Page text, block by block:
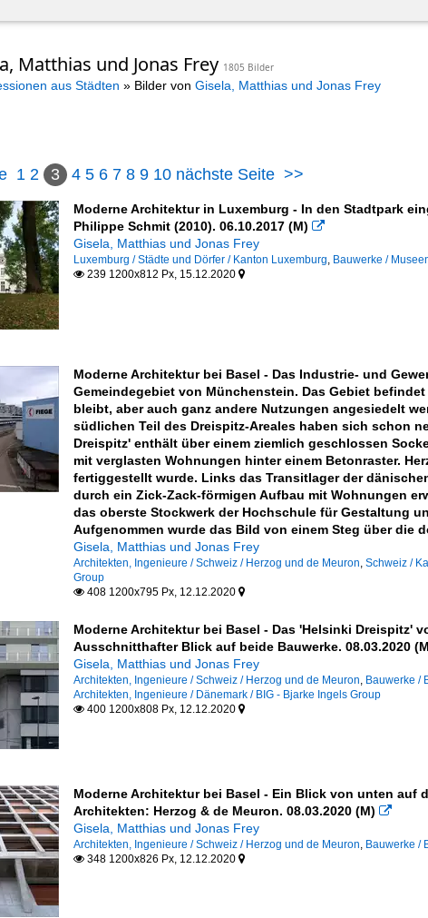
Matthias und Jonas Frey 1805 Bilder
aus Städten » Bilder von Gisela, Matthias und Jonas Frey
Ingels Group
Architects
Architekten (Stuttgart ; München)
Partner, Stuttgart
Brückner Architekten, Tirschenreuth
Oei (Stuttgart)
und Partner (Stuttgart)
(Stuttgart)
Wien
de Meuron
1 2 3 4 5 6 7 8 9 10 nächste Seite >>
Moderne Architektur in Luxemburg - In den Stadtpark
Philippe Schmit (2010). 06.10.2017 (M) 
Gisela, Matthias und Jonas Frey
Luxemburg / Städte und Dörfer / Kanton Luxemburg, Bauwerke /
239 1200x812 Px, 15.12.2020 
Moderne Architektur bei Basel - Das Industrie- und
Gemeindegebiet von Münchenstein. Das Gebiet
bleibt, aber auch ganz andere Nutzungen angesiedelt
südlichen Teil des Dreispitz-Areales haben sich schon
Dreispitz' enthält über einem ziemlich geschlossen
mit verglasten Wohnungen hinter einem Betonraster.
fertiggestellt wurde. Links das Transitlager der
durch ein Zick-Zack-förmigen Aufbau mit Wohnungen
das oberste Stockwerk der Hochschule für Gestaltung
Aufgenommen wurde das Bild von einem Steg über die
Gisela, Matthias und Jonas Frey
Architekten, Ingenieure / Schweiz / Herzog und de Meuron, Schweiz /
Group
408 1200x795 Px, 12.12.2020 
Moderne Architektur bei Basel - Das 'Helsinki Dreispitz'
Ausschnitthafter Blick auf beide Bauwerke. 08.03.2020
Gisela, Matthias und Jonas Frey
Architekten, Ingenieure / Schweiz / Herzog und de Meuron, Bauwerke /
Architekten, Ingenieure / Dänemark / BIG - Bjarke Ingels Group
400 1200x808 Px, 12.12.2020 
Moderne Architektur bei Basel - Ein Blick von unten auf
Architekten: Herzog & de Meuron. 08.03.2020 (M) 
Gisela, Matthias und Jonas Frey
Architekten, Ingenieure / Schweiz / Herzog und de Meuron, Bauwerke /
348 1200x826 Px, 12.12.2020 